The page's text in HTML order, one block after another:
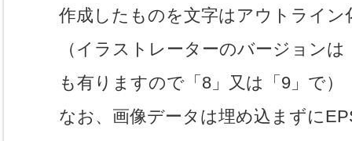
作成したものを文字はアウトライ
（イラストレーターのバージョン
も有りますので「8」又は「9」で）
なお、画像データは埋め込まずに